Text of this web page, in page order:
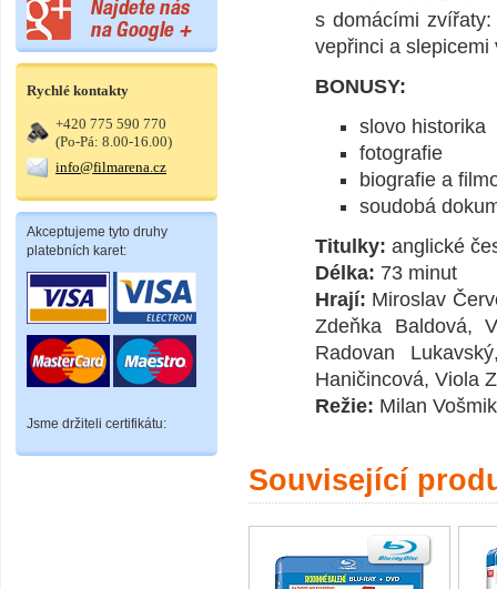
Rychlé kontakty
+420 775 590 770
(Po-Pá: 8.00-16.00)
info@filmarena.cz
Akceptujeme tyto druhy
platebních karet:
Jsme držiteli certifikátu:
s domácími
vepřinci a
BONUSY:
slovo historika
fotografie
biografie a
soudobá
Titulky: anglické
Délka: 73 minut
Hrají: Miroslav
Zdeňka Baldová,
Radovan
Haničincová, Viola
Režie: Milan Vošmik
Související